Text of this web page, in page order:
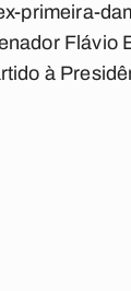
primeira-
Flávio
à